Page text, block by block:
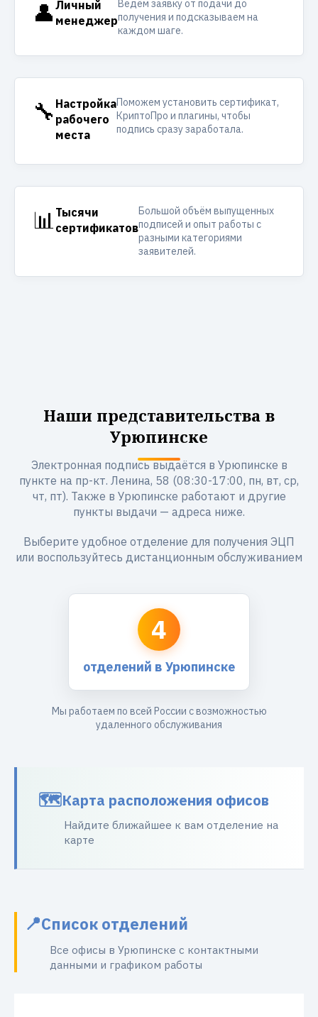
👤 Личный
менеджер
Ведём заявку от подачи до
получения и подсказываем на
каждом шаге.
🔧 Настройка
рабочего
места
Поможем установить сертификат,
КриптоПро и плагины, чтобы
подпись сразу заработала.
📊 Тысячи
сертификатов
Большой объём выпущенных
подписей и опыт работы с
разными категориями
заявителей.
Наши представительства в
Урюпинске
Электронная подпись выдаётся в Урюпинске в
пункте на пр-кт. Ленина, 58 (08:30-17:00, пн, вт, ср,
чт, пт). Также в Урюпинске работают и другие
пункты выдачи — адреса ниже.
Выберите удобное отделение для получения ЭЦП
или воспользуйтесь дистанционным обслуживанием
4
отделений в Урюпинске
Мы работаем по всей России с возможностью
удаленного обслуживания
Карта расположения офисов
Найдите ближайшее к вам отделение на
карте
Список отделений
Все офисы в Урюпинске с контактными
данными и графиком работы